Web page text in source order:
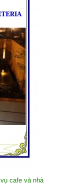
cafe và nhà